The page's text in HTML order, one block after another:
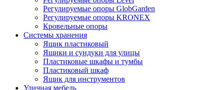
Регулируемые опоры GlobGarden
Регулируемые опоры KRONEX
Кровельные опоры
Системы хранения
Ящик пластиковый
Ящики и сундуки для улицы
Пластиковые шкафы и тумбы
Пластиковый шкаф
Ящик для инструментов
Уличная мебель